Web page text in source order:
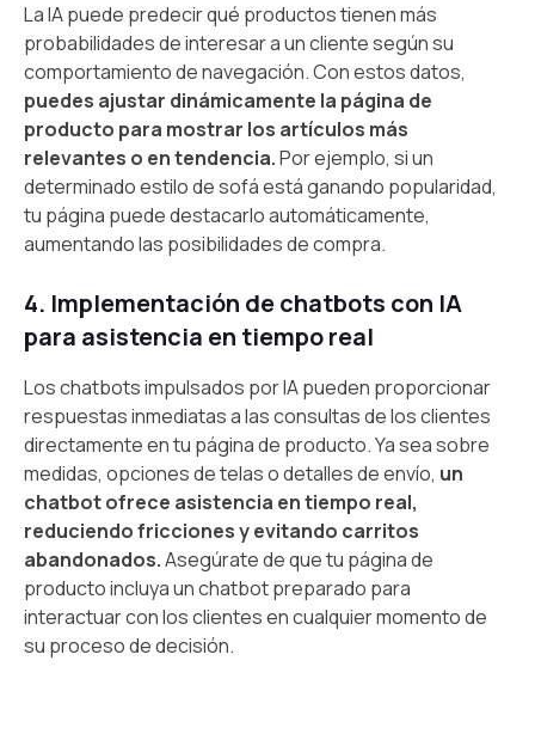
La IA puede predecir qué productos tienen más
probabilidades de interesar a un cliente según su
comportamiento de navegación. Con estos datos,
puedes ajustar dinámicamente la página de
producto para mostrar los artículos más
relevantes o en tendencia.Por ejemplo, si un
determinado estilo de sofá está ganando popularidad,
tu página puede destacarlo automáticamente,
aumentando las posibilidades de compra.
4. Implementación de chatbots con IA
para asistencia en tiempo real
Los chatbots impulsados por IA pueden proporcionar
respuestas inmediatas a las consultas de los clientes
directamente en tu página de producto. Ya sea sobre
medidas, opciones de telas o detalles de envío, un
chatbot ofrece asistencia en tiempo real,
reduciendo fricciones y evitando carritos
abandonados.Asegúrate de que tu página de
producto incluya un chatbot preparado para
interactuar con los clientes en cualquier momento de
su proceso de decisión.